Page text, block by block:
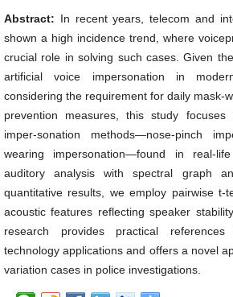
Abstract: In recent years, telecom and
shown a high incidence trend, where
crucial role in solving such cases. Given
artificial voice impersonation in
considering the requirement for daily mask-
prevention measures, this study
imper-sonation methods—nose-pinch
wearing impersonation—found in real-
auditory analysis with spectral graph
quantitative results, we employ pairwise t-
acoustic features reflecting speaker
research provides practical
technology applications and offers a novel
variation cases in police investigations.